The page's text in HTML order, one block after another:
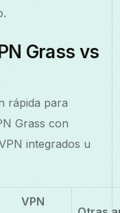
Grass vs
rápida para
Grass con
integrados u
VPN